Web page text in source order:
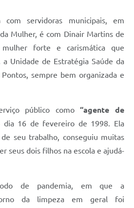
servidoras municipais, em
Mulher, é com Dinair Martins de
mulher forte e carismática que
Unidade de Estratégia Saúde da
sempre bem organizada e
público como“agente de
16 de fevereiro de 1998. Ela
seu trabalho, conseguiu muitas
seus dois filhos na escola e ajudá-
de pandemia, em que a
da limpeza em geral foi